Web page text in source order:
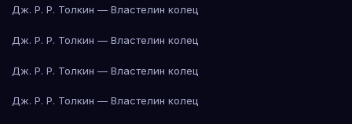
Дж. Р. Р. Толкин — Властелин колец
Дж. Р. Р. Толкин — Властелин колец
Дж. Р. Р. Толкин — Властелин колец
Дж. Р. Р. Толкин — Властелин колец